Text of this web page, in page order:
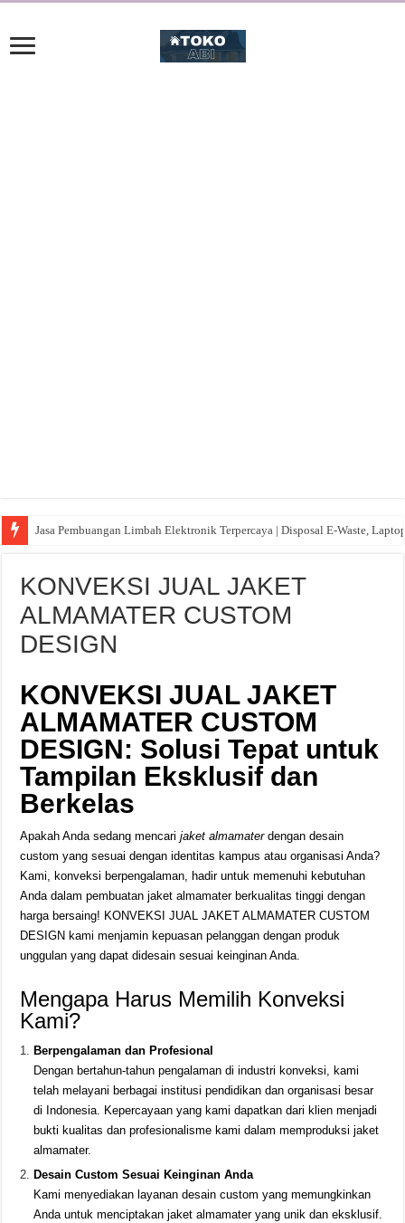
Jasa Pembuangan Limbah Elektronik Terpercaya | Disposal E-Waste,
KONVEKSI JUAL JAKET
ALMAMATER CUSTOM
DESIGN
KONVEKSI JUAL JAKET
ALMAMATER CUSTOM
DESIGN: Solusi Tepat untuk
Tampilan Eksklusif dan
Berkelas
Apakah Anda sedang mencarijaket almamaterdengan desain
custom yang sesuai dengan identitas kampus atau organisasi Anda?
Kami, konveksi berpengalaman, hadir untuk memenuhi kebutuhan
Anda dalam pembuatan jaket almamater berkualitas tinggi dengan
harga bersaing! KONVEKSI JUAL JAKET ALMAMATER CUSTOM
DESIGN kami menjamin kepuasan pelanggan dengan produk
unggulan yang dapat didesain sesuai keinginan Anda.
Mengapa Harus Memilih Konveksi
Kami?
Berpengalaman dan Profesional
Dengan bertahun-tahun pengalaman di industri konveksi, kami
telah melayani berbagai institusi pendidikan dan organisasi besar
di Indonesia. Kepercayaan yang kami dapatkan dari klien menjadi
bukti kualitas dan profesionalisme kami dalam memproduksi jaket
almamater.
Desain Custom Sesuai Keinginan Anda
Kami menyediakan layanan desain custom yang memungkinkan
Anda untuk menciptakan jaket almamater yang unik dan eksklusif.